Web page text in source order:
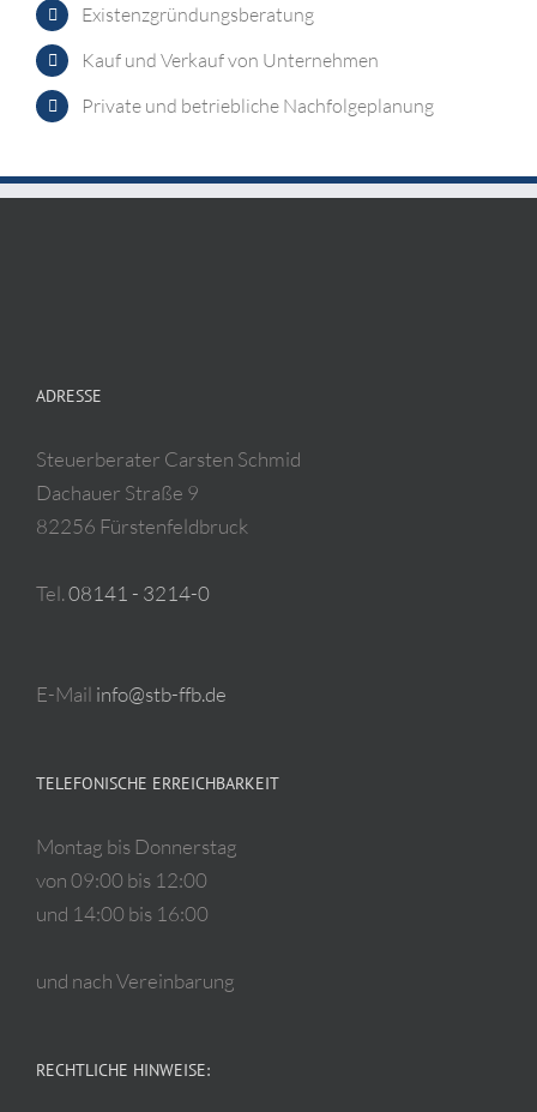
Existenzgründungsberatung
Kauf und Verkauf von Unternehmen
Private und betriebliche Nachfolgeplanung
ADRESSE
Steuerberater Carsten Schmid
Dachauer Straße 9
82256 Fürstenfeldbruck
Tel.08141 - 3214-0
E-Mail info@stb-ffb.de
TELEFONISCHE ERREICHBARKEIT
Montag bis Donnerstag
von 09:00 bis 12:00
und 14:00 bis 16:00
und nach Vereinbarung
RECHTLICHE HINWEISE: